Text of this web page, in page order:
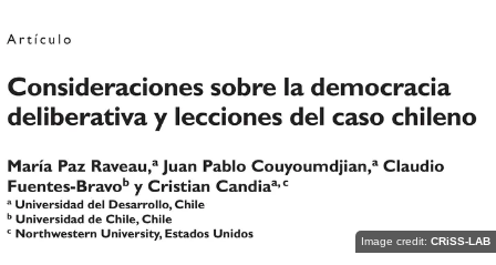
Image credit: CRiSS-LAB